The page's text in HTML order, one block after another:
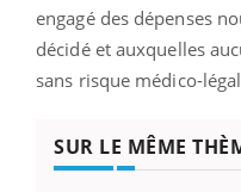
engagé des dépenses
décidé et auxquelles
sans risque médico-
SUR LE MÊME